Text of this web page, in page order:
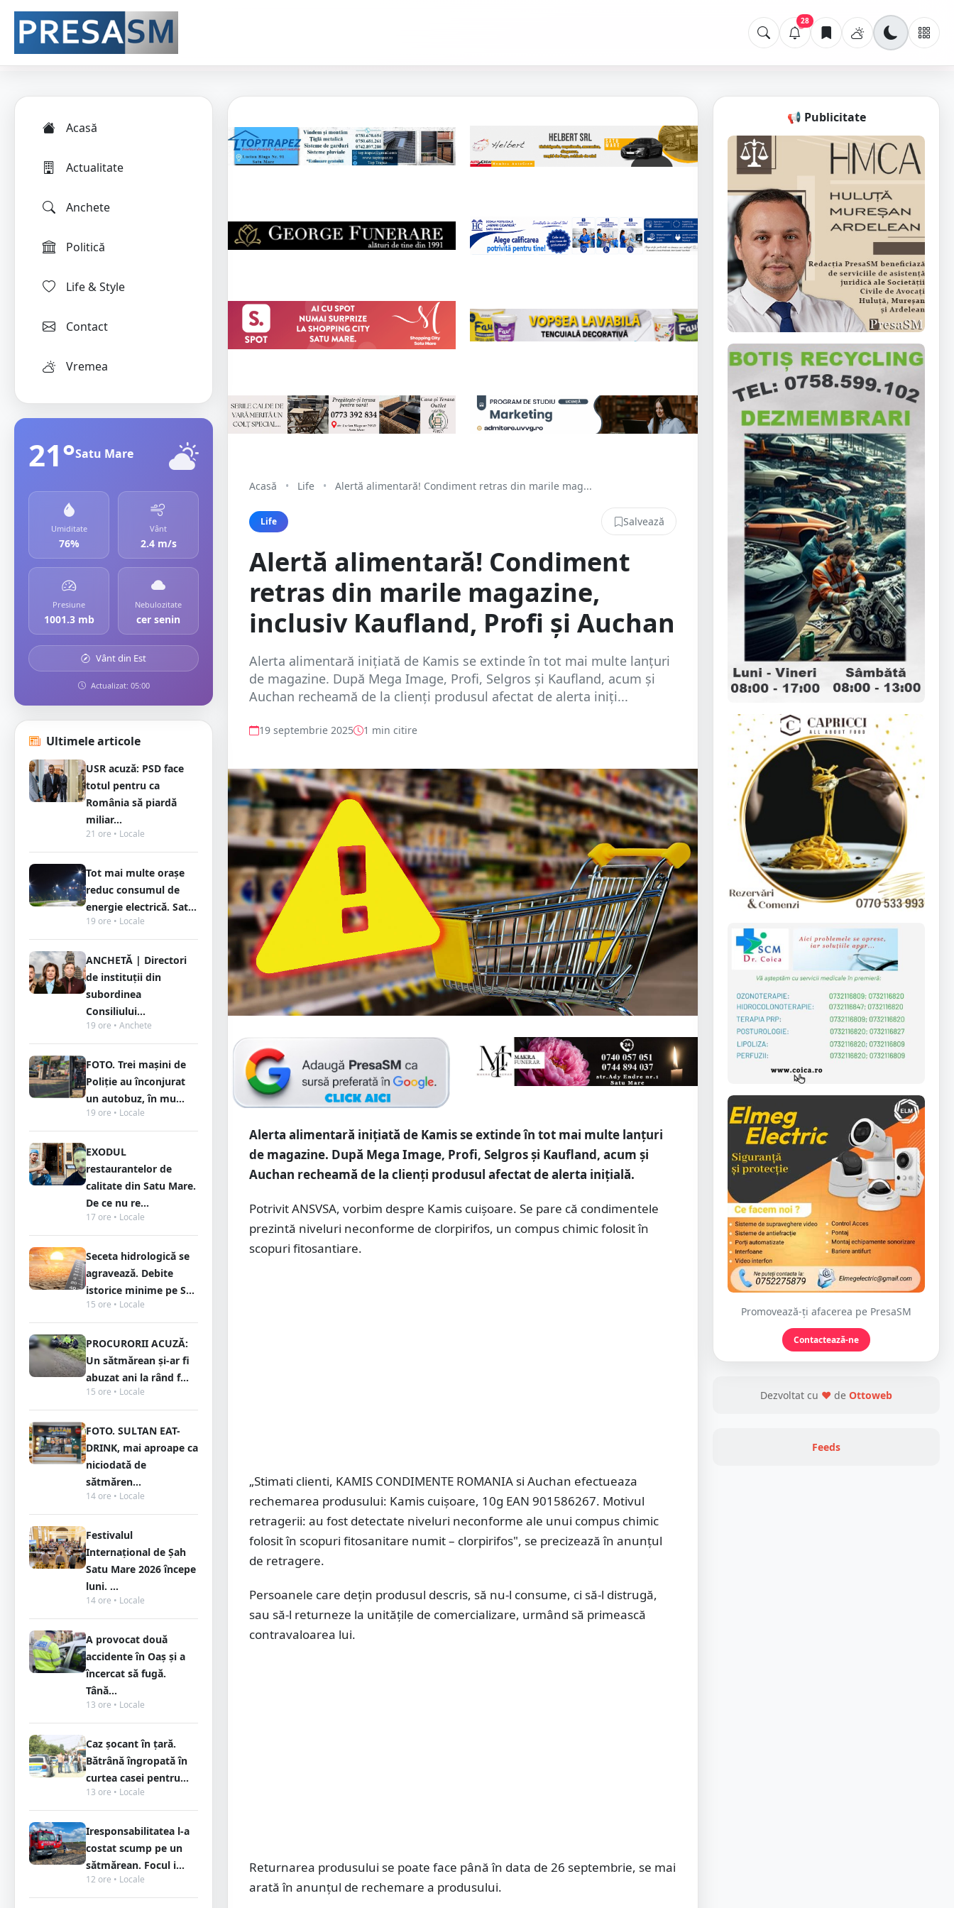
28
Acasă
Actualitate
Anchete
Politică
Life & Style
Contact
Vremea
21°Satu Mare
Umiditate
76%
Vânt
2.4 m/s
Presiune
1001.3 mb
Nebulozitate
cer senin
Vânt din Est
Actualizat: 05:00
Ultimele articole
USR acuză: PSD face
totul pentru ca
România să piardă
miliar...
21 ore • Locale
Tot mai multe orașe
reduc consumul de
energie electrică. Sat...
19 ore • Locale
ANCHETĂ | Directori
de instituții din
subordinea
Consiliului...
19 ore • Anchete
FOTO. Trei mașini de
Poliție au înconjurat
un autobuz, în mu...
19 ore • Locale
EXODUL
restaurantelor de
calitate din Satu Mare.
De ce nu re...
17 ore • Locale
Seceta hidrologică se
agravează. Debite
istorice minime pe S...
15 ore • Locale
PROCURORII ACUZĂ:
Un sătmărean și-ar fi
abuzat ani la rând f...
15 ore • Locale
FOTO. SULTAN EAT-
DRINK, mai aproape ca
niciodată de
sătmăren...
14 ore • Locale
Festivalul
Internațional de Șah
Satu Mare 2026 începe
luni. ...
14 ore • Locale
A provocat două
accidente în Oaș și a
încercat să fugă.
Tână...
13 ore • Locale
Caz șocant în țară.
Bătrână îngropată în
curtea casei pentru...
13 ore • Locale
Iresponsabilitatea l-a
costat scump pe un
sătmărean. Focul i...
12 ore • Locale
Acasă • Life • Alertă alimentară! Condiment retras din marile mag...
Life Salvează
Alertă alimentară! Condiment
retras din marile magazine,
inclusiv Kaufland, Profi și Auchan
Alerta alimentară inițiată de Kamis se extinde în tot mai multe lanțuri
de magazine. După Mega Image, Profi, Selgros și Kaufland, acum și
Auchan recheamă de la clienți produsul afectat de alerta iniți...
19 septembrie 2025 1 min citire
Alerta alimentară inițiată de Kamis se extinde în tot mai multe lanțuri
de magazine. După Mega Image, Profi, Selgros și Kaufland, acum și
Auchan recheamă de la clienți produsul afectat de alerta inițială.
Potrivit ANSVSA, vorbim despre Kamis cuișoare. Se pare că condimentele
prezintă niveluri neconforme de clorpirifos, un compus chimic folosit în
scopuri fitosantiare.
„Stimati clienti, KAMIS CONDIMENTE ROMANIA si Auchan efectueaza
rechemarea produsului: Kamis cuișoare, 10g EAN 901586267. Motivul
retragerii: au fost detectate niveluri neconforme ale unui compus chimic
folosit în scopuri fitosanitare numit – clorpirifos", se precizează în anunțul
de retragere.
Persoanele care dețin produsul descris, să nu-l consume, ci să-l distrugă,
sau să-l returneze la unitățile de comercializare, urmând să primească
contravaloarea lui.
Returnarea produsului se poate face până în data de 26 septembrie, se mai
arată în anunțul de rechemare a produsului.
📢 Publicitate
Promovează-ți afacerea pe PresaSM
Contactează-ne
Dezvoltat cu ❤ de Ottoweb
Feeds